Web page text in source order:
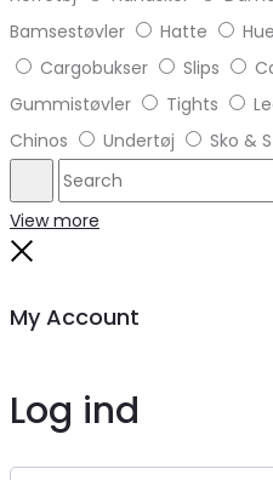
Bamsestøvler
Hatte
Cargobukser
Slips
Gummistøvler
Tights
Chinos
Undertøj Sko &
Search
View more
My Account
Log ind